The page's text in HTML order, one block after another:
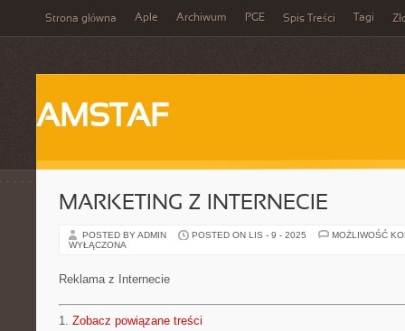
Strona główna Aple Archiwum PGE Spis Treści Tagi
AMSTAF
MARKETING Z INTERNECIE
POSTED BY ADMIN POSTED ON LIS - 9 - 2025
MOŻLIWOŚĆ
WYŁĄCZONA
Reklama z Internecie
1. Zobacz powiązane treści